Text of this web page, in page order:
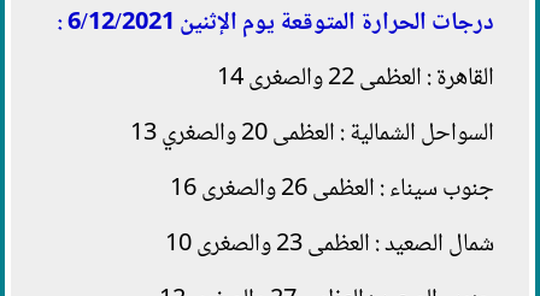
درجات الحرارة المتوقعة يوم الإثنين 6/12/2021 :
القاهرة : العظمى 22 والصغرى 14
السواحل الشمالية : العظمى 20 والصغري 13
جنوب سيناء : العظمى 26 والصغرى 16
شمال الصعيد : العظمى 23 والصغرى 10